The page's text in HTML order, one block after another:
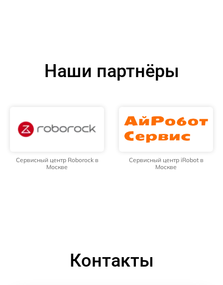
Наши партнёры
Сервисный центр Roborock в
Москве
Сервисный центр iRobot в
Москве
Контакты